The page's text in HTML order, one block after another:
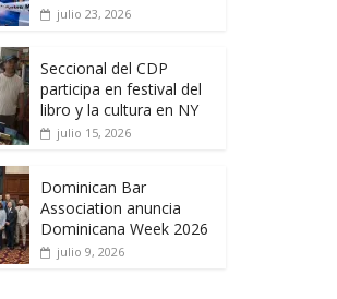
julio 23, 2026
Seccional del CDP
participa en festival del
libro y la cultura en NY
julio 15, 2026
Dominican Bar
Association anuncia
Dominicana Week 2026
julio 9, 2026